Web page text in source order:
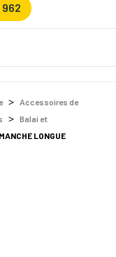
962
Accessoires de
Balai et
LONGUE